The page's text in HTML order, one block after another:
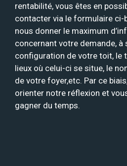
rentabilité, vous êtes en
contacter via le formulaire ci-
nous donner le maximum
concernant votre demande, à
configuration de votre toit, le
lieux où celui-ci se situe, le
de votre foyer,etc. Par ce
orienter notre réflexion et
gagner du temps.